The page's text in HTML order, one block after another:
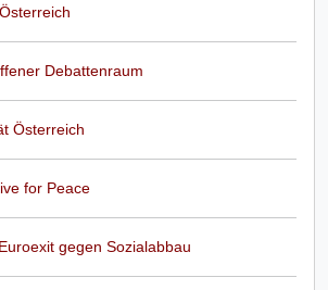
Debattenraum
Österreich
for Peace
gegen Sozialabbau